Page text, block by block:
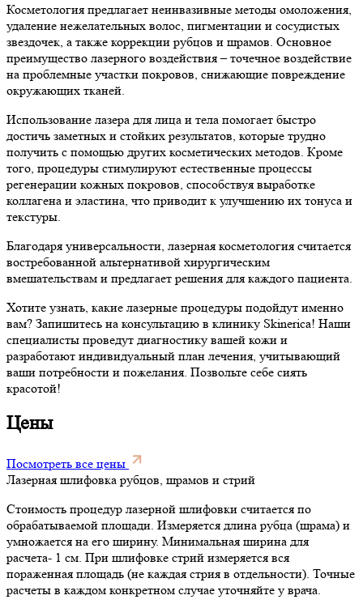
Косметология предлагает неинвазивные методы омоложения,
удаление нежелательных волос, пигментации и сосудистых
звездочек, а также коррекции рубцов и шрамов. Основное
преимущество лазерного воздействия – точечное воздействие
на проблемные участки покровов, снижающие повреждение
окружающих тканей.
Использование лазера для лица и тела помогает быстро
достичь заметных и стойких результатов, которые трудно
получить с помощью других косметических методов. Кроме
того, процедуры стимулируют естественные процессы
регенерации кожных покровов, способствуя выработке
коллагена и эластина, что приводит к улучшению их тонуса и
текстуры.
Благодаря универсальности, лазерная косметология считается
востребованной альтернативой хирургическим
вмешательствам и предлагает решения для каждого пациента.
Хотите узнать, какие лазерные процедуры подойдут именно
вам? Запишитесь на консультацию в клинику Skinerica! Наши
специалисты проведут диагностику вашей кожи и
разработают индивидуальный план лечения, учитывающий
ваши потребности и пожелания. Позвольте себе сиять
красотой!
Цены
Посмотреть все цены
Лазерная шлифовка рубцов, шрамов и стрий
Стоимость процедур лазерной шлифовки считается по
обрабатываемой площади. Измеряется длина рубца (шрама) и
умножается на его ширину. Минимальная ширина для
расчета- 1 см. При шлифовке стрий измеряется вся
пораженная площадь (не каждая стрия в отдельности). Точные
расчеты в каждом конкретном случае уточняйте у врача.